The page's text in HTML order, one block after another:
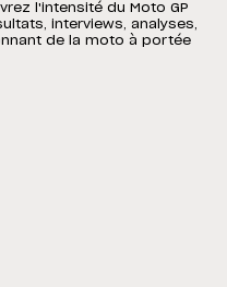
l'intensité du Moto GP
interviews, analyses,
de la moto à portée